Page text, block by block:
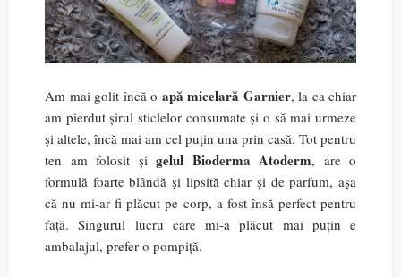
Am mai golit încă o apă micelară Garnier, la ea chiar
am pierdut șirul sticlelor consumate și o să mai urmeze
și altele, încă mai am cel puțin una prin casă. Tot pentru
ten am folosit și gelul Bioderma Atoderm, are o
formulă foarte blândă și lipsită chiar și de parfum, așa
că nu mi-ar fi plăcut pe corp, a fost însă perfect pentru
față. Singurul lucru care mi-a plăcut mai puțin e
ambalajul, prefer o pompiță.